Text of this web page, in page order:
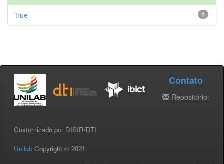
1
true
Customizado por DISIR/DTI
Unilab Copyright © 2021
Contato
Repositório: